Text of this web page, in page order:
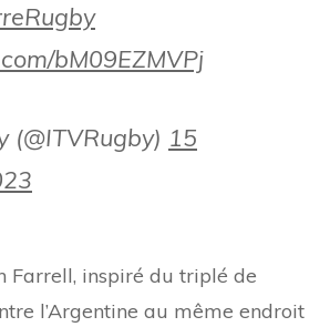
bM09EZMVPj
(@ITVRugby) 15
Farrell, inspiré du triplé de
l’Argentine au même endroit